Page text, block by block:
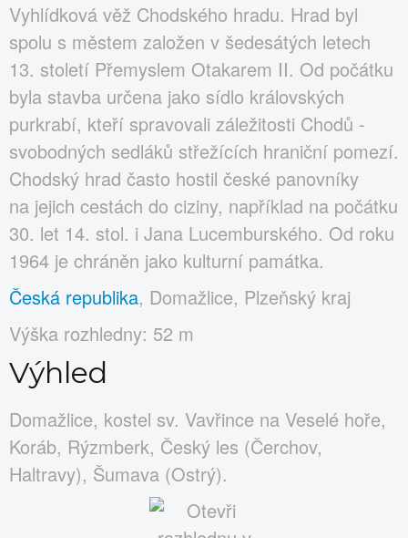
Vyhlídková věž Chodského hradu. Hrad byl
spolu s městem založen v šedesátých letech
13. století Přemyslem Otakarem II. Od počátku
byla stavba určena jako sídlo královských
purkrabí, kteří spravovali záležitosti Chodů -
svobodných sedláků střežících hraniční pomezí.
Chodský hrad často hostil české panovníky
na jejich cestách do ciziny, například na počátku
30. let 14. stol. i Jana Lucemburského. Od roku
1964 je chráněn jako kulturní památka.
Česká republika, Domažlice, Plzeňský kraj
Výška rozhledny: 52 m
Výhled
Domažlice, kostel sv. Vavřince na Veselé hoře,
Koráb, Rýzmberk, Český les (Čerchov,
Haltravy), Šumava (Ostrý).